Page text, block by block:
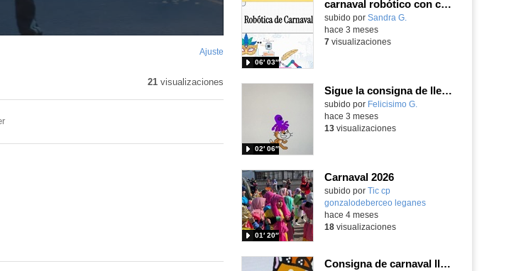
Ajuste
pantalla
21visualizaciones
carnaval robótico con crumble
Contenido educativo.
subido por Sandra G.
06′ 03″
hace 3 meses
7visualizaciones
Sigue la consigna de llevar un sombrero de carnaval programando con Scratch
Contenido educativo.
subido por Felicisimo G.
02′ 06″
hace 3 meses
13visualizaciones
Carnaval 2026
subido por Tic cp
gonzalodeberceo leganes
01′ 20″
-
hace 4 meses
18visualizaciones
Consigna de carnaval llevado un sombrero a la programación con Scratch Jr